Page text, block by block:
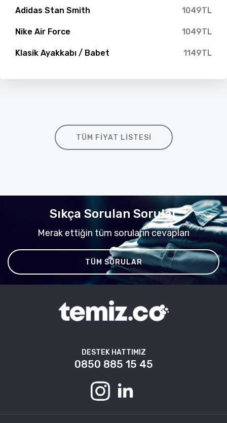
Adidas Stan Smith 1049TL
Nike Air Force 1049TL
Klasik Ayakkabı / Babet 1149TL
TÜM FIYAT LISTESI
Sıkça Sorulan Sorular
Merak ettiğin tüm soruların cevapları
TÜM SORULAR
DESTEK HATTIMIZ
0850 885 15 45